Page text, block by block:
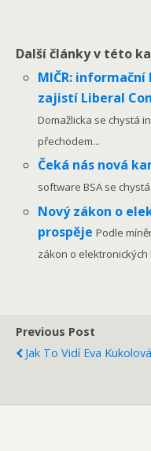
Další články v této
MIČR:
zajistí Liberal
Domažlicka se chystá
přechodem...
Čeká nás nová
software BSA se
Nový zákon o
prospějePodle
zákon o
Previous Post
Jak To Vidí Eva